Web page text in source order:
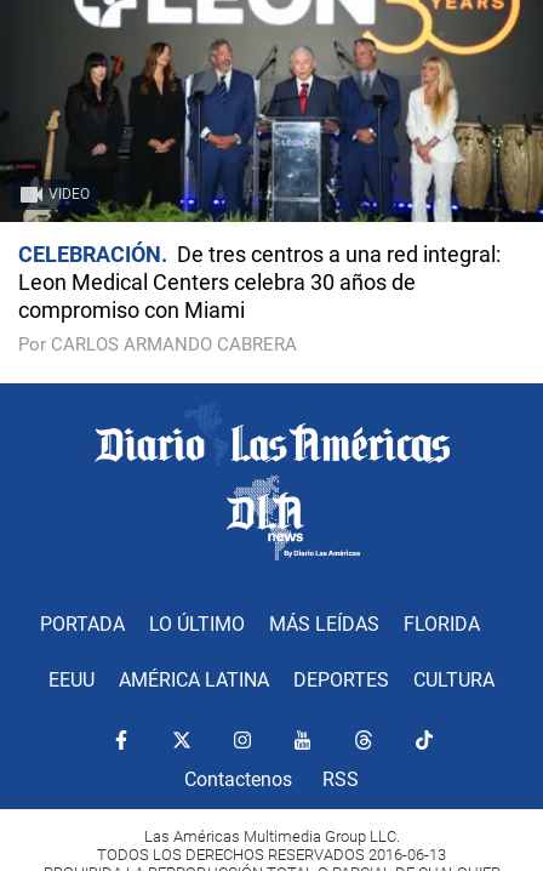
VIDEO
CELEBRACIÓN
De tres centros a una red integral:
Leon Medical Centers celebra 30 años de
compromiso con Miami
Por CARLOS ARMANDO CABRERA
PORTADA LO ÚLTIMO MÁS LEÍDAS FLORIDA
EEUU AMÉRICA LATINA DEPORTES CULTURA
Contactenos RSS
Las Américas Multimedia Group LLC.
TODOS LOS DERECHOS RESERVADOS 2016-06-13